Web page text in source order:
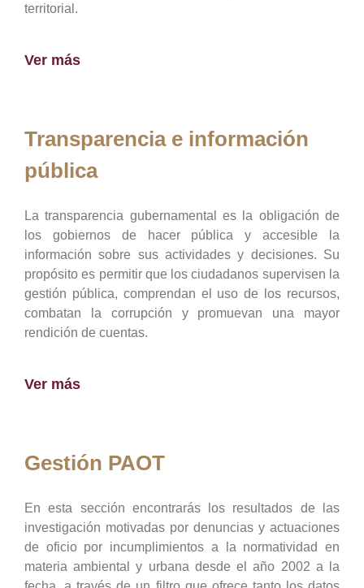
territorial.
Ver más
Transparencia e información
pública
La transparencia gubernamental es la obligación de
los gobiernos de hacer pública y accesible la
información sobre sus actividades y decisiones. Su
propósito es permitir que los ciudadanos supervisen la
gestión pública, comprendan el uso de los recursos,
combatan la corrupción y promuevan una mayor
rendición de cuentas.
Ver más
Gestión PAOT
En esta sección encontrarás los resultados de las
investigación motivadas por denuncias y actuaciones
de oficio por incumplimientos a la normatividad en
materia ambiental y urbana desde el año 2002 a la